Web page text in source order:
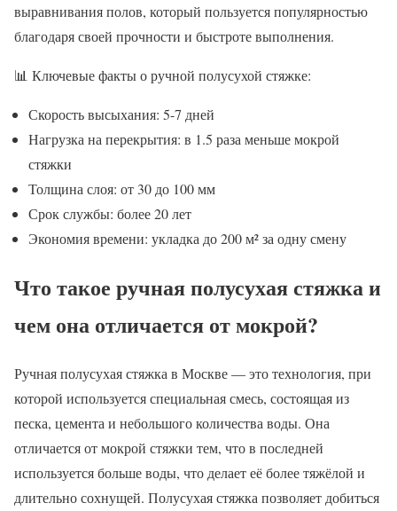
выравнивания полов, который пользуется популярностью
благодаря своей прочности и быстроте выполнения.
📊 Ключевые факты о ручной полусухой стяжке:
Скорость высыхания: 5-7 дней
Нагрузка на перекрытия: в 1.5 раза меньше мокрой
стяжки
Толщина слоя: от 30 до 100 мм
Срок службы: более 20 лет
Экономия времени: укладка до 200 м² за одну смену
Что такое ручная полусухая стяжка и
чем она отличается от мокрой?
Ручная полусухая стяжка в Москве — это технология, при
которой используется специальная смесь, состоящая из
песка, цемента и небольшого количества воды. Она
отличается от мокрой стяжки тем, что в последней
используется больше воды, что делает её более тяжёлой и
длительно сохнущей. Полусухая стяжка позволяет добиться